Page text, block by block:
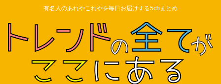
有名人のあれやこれやを毎日お届けする5chまとめ